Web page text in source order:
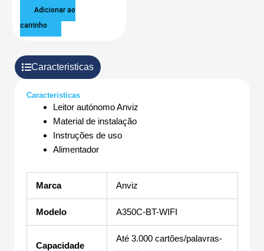
Adicionar ao
carrinho
Caracteristicas
Caracteristicas
Leitor autónomo Anviz
Material de instalação
Instruções de uso
Alimentador
Marca Anviz
Modelo A350C-BT-WIFI
Capacidade
Até 3.000 cartões/palavras-